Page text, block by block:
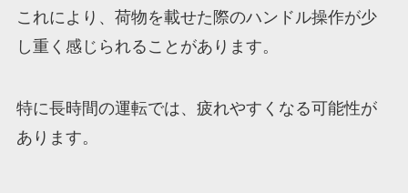
これにより、荷物を載せた際のハンドル操作が少
し重く感じられることがあります。
特に長時間の運転では、疲れやすくなる可能性が
あります。